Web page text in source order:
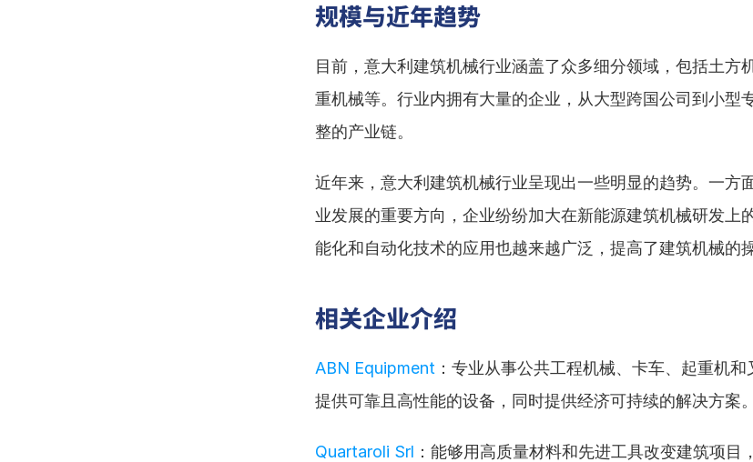
规模与近年趋势
目前，意大利建筑机械行业涵盖了众多细分领域，包括土方
重机械等。行业内拥有大量的企业，从大型跨国公司到小型
整的产业链。
近年来，意大利建筑机械行业呈现出一些明显的趋势。一方
业发展的重要方向，企业纷纷加大在新能源建筑机械研发上
能化和自动化技术的应用也越来越广泛，提高了建筑机械的
相关企业介绍
ABN Equipment ：专业从事公共工程机械、卡车、起重机和
提供可靠且高性能的设备，同时提供经济可持续的解决方案。
Quartaroli Srl ：能够用高质量材料和先进工具改变建筑项目